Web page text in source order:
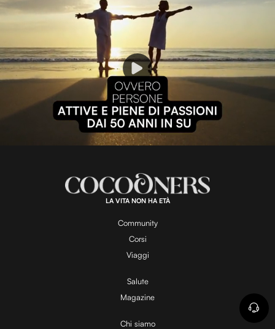
P
l
a
y
V
i
o
:
1
0
0
.
0
LA VITA NON HA ETÀ
Community
Corsi
Viaggi
Salute
Magazine
Chi siamo